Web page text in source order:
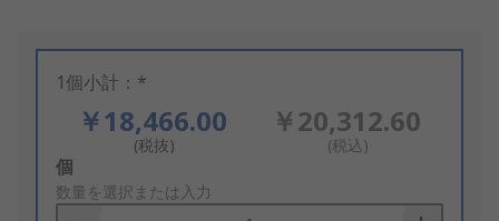
1個小計：*
￥18,466.00
(税抜)
￥20,312.60
(税込)
Add
to
個
数量を選択または入力